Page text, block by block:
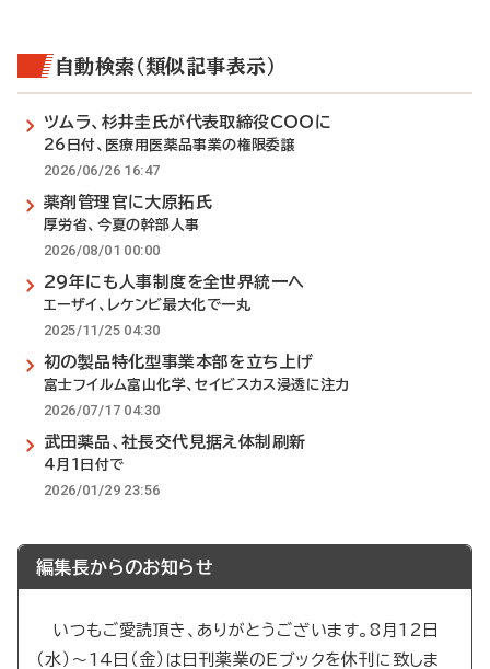
自動検索（類似記事表示）
ツムラ、杉井圭氏が代表取締役COOに
26日付、医療用医薬品事業の権限委譲
2026/06/26 16:47
薬剤管理官に大原拓氏
厚労省、今夏の幹部人事
2026/08/01 00:00
29年にも人事制度を全世界統一へ
エーザイ、レケンビ最大化で一丸
2025/11/25 04:30
初の製品特化型事業本部を立ち上げ
富士フイルム富山化学、セイビスカス浸透に注力
2026/07/17 04:30
武田薬品、社長交代見据え体制刷新
4月1日付で
2026/01/29 23:56
編集長からのお知らせ
いつもご愛読頂き、ありがとうございます。8月12日
（水）～14日（金）は日刊薬業のEブックを休刊に致しま